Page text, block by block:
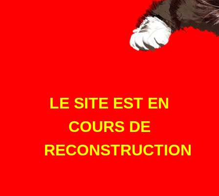
LE SITE EST EN
COURS DE
RECONSTRUCTION